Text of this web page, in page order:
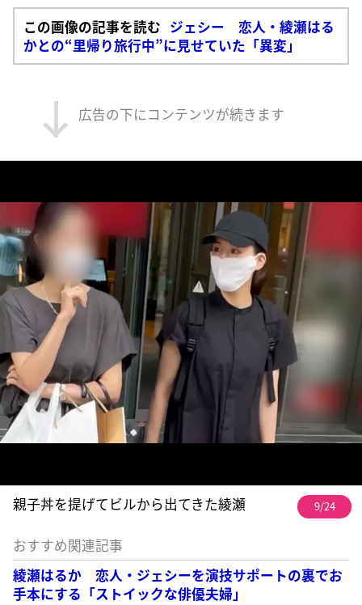
この画像の記事を読む ジェシー 恋人・綾瀬はる
かとの“里帰り旅行中”に見せていた「異変」
広告の下にコンテンツが続きます
親子丼を提げてビルから出てきた綾瀬 9/24
おすすめ関連記事
綾瀬はるか 恋人・ジェシーを演技サポートの裏でお
手本にする「ストイックな俳優夫婦」